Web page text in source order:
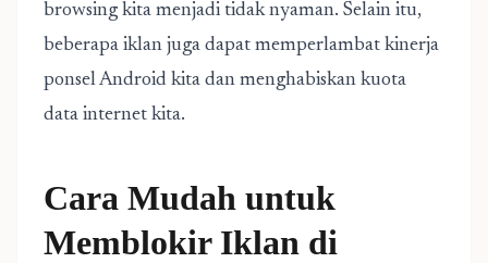
browsing kita menjadi tidak nyaman. Selain itu,
beberapa iklan juga dapat memperlambat kinerja
ponsel Android kita dan menghabiskan kuota
data internet kita.
Cara Mudah untuk
Memblokir Iklan di